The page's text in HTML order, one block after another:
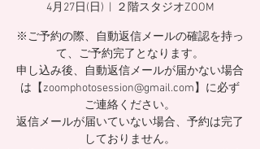
4月27日(日) ２階スタジオZOOM
※ご予約の際、自動返信メールの確認を持っ
て、ご予約完了となります。
申し込み後、自動返信メールが届かない場合
は【zoomphotosession@gmail.com】に必ず
ご連絡ください。
返信メールが届いていない場合、予約は完了
しておりません。